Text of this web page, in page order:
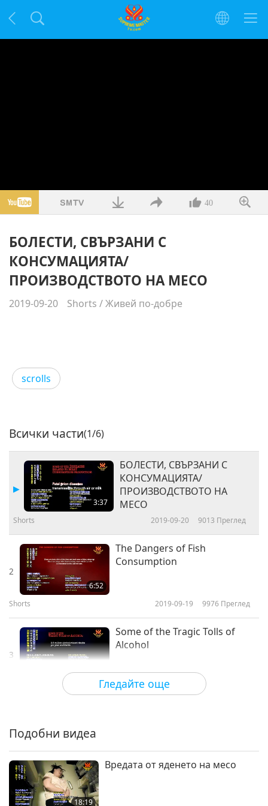
40
БОЛЕСТИ, СВЪРЗАНИ С
КОНСУМАЦИЯТА/
ПРОИЗВОДСТВОТО НА МЕСО
2019-09-20 Shorts /Живей по-добре
scrolls
Гледайте още
Всички части(1/6)
3:37
БОЛЕСТИ, СВЪРЗАНИ С
КОНСУМАЦИЯТА/
ПРОИЗВОДСТВОТО НА
МЕСО
Shorts 2019-09-20 9013 Преглед
2
6:52
The Dangers of Fish
Consumption
Shorts 2019-09-19 9976 Преглед
3
Some of the Tragic Tolls of
Alcohol
2019-09-18 7955
4
1:48
Shorts 2019-09-17 6978Преглед
Подобни видеа
18:19
Вредата от яденето на месо